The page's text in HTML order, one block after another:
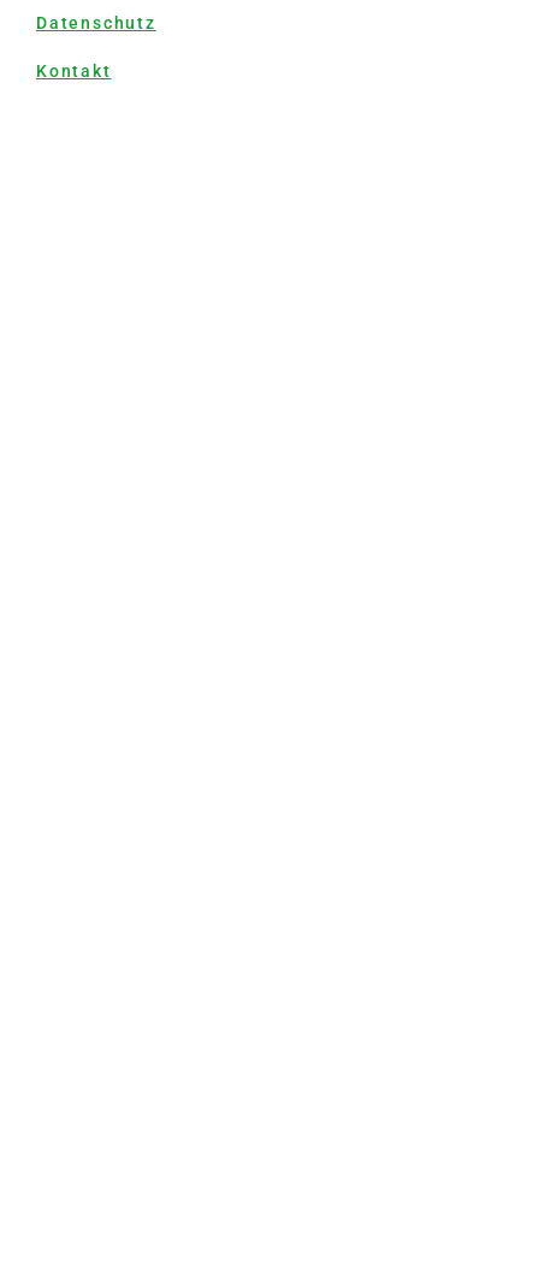
Datenschutz
Kontakt